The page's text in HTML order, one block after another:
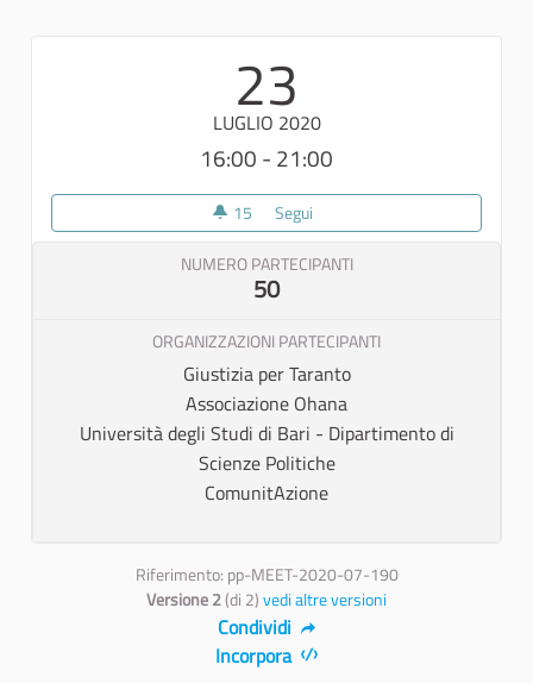
23
LUGLIO 2020
16:00 - 21:00
15 15 sostenitori
Segui
NUMERO PARTECIPANTI
50
ORGANIZZAZIONI PARTECIPANTI
Giustizia per Taranto
Associazione Ohana
Università degli Studi di Bari - Dipartimento di
Scienze Politiche
ComunitAzione
Riferimento: pp-MEET-2020-07-190
Versione 2(di 2)vedi altre versioni
Condividi
Incorpora